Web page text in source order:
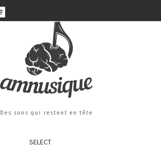
Des sons qui restent en tête
SELECT